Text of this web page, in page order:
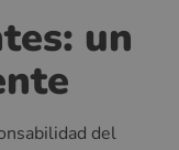
un
del